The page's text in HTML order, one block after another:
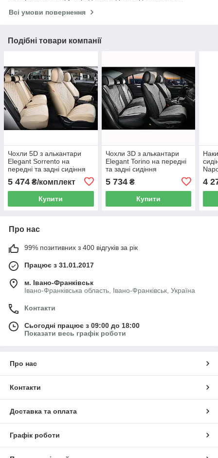
Всі умови повернення
Подібні товари компанії
Чохли 5D з алькантари
Elegant Sorrento на
передні та задні сидіння
бежеві
5 474 ₴/комплект
Купити
Чохли 3D з алькантари
Elegant Torino на передні
та задні сидіння
автомобіля EL 700 123 сірі
5 734₴
Купити
4
Про нас
99% позитивних з 400 відгуків за рік
Працює з 31.01.2017
м. Івано-Франківськ
Івано-Франківська область, Івано-Франківськ, Україна
Контакти
Сьогодні працює з 09:00 до 18:00
Показати весь графік роботи
Про нас
Контакти
Доставка та оплата
Графік роботи